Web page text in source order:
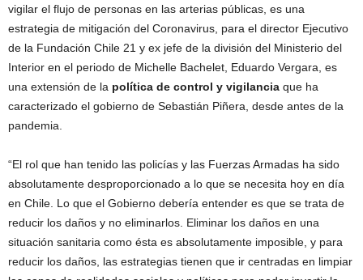
vigilar el flujo de personas en las arterias públicas, es una
estrategia de mitigación del Coronavirus, para el director Ejecutivo
de la Fundación Chile 21 y ex jefe de la división del Ministerio del
Interior en el periodo de Michelle Bachelet, Eduardo Vergara, es
una extensión de la política de control y vigilancia que ha
caracterizado el gobierno de Sebastián Piñera, desde antes de la
pandemia.
“El rol que han tenido las policías y las Fuerzas Armadas ha sido
absolutamente desproporcionado a lo que se necesita hoy en día
en Chile. Lo que el Gobierno debería entender es que se trata de
reducir los daños y no eliminarlos. Eliminar los daños en una
situación sanitaria como ésta es absolutamente imposible, y para
reducir los daños, las estrategias tienen que ir centradas en limpiar